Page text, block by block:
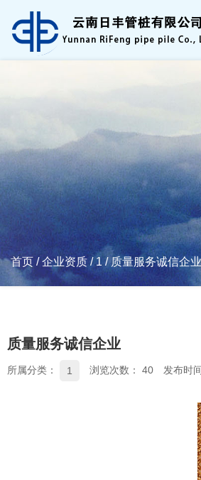
首页 /企业资质 /1 /质量服务诚信企业
质量服务诚信企业
所属分类： 1 浏览次数： 40 发布时